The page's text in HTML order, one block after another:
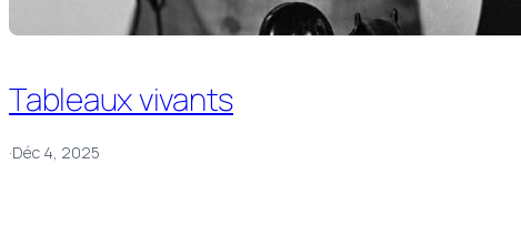
Tableaux vivants
·Déc 4, 2025